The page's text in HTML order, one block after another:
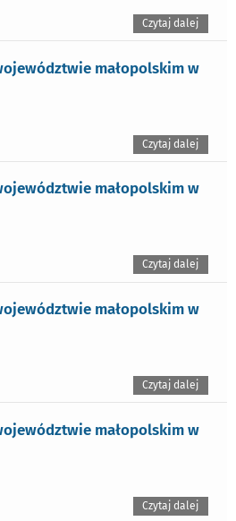
Czytaj dalej
małopolskim w
Czytaj dalej
małopolskim w
Czytaj dalej
małopolskim w
Czytaj dalej
małopolskim w
Czytaj dalej